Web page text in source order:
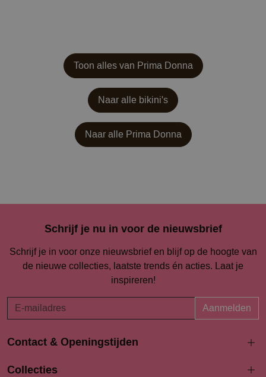
Toon alles van Prima Donna
Naar alle bikini's
Naar alle Prima Donna
Schrijf je nu in voor de nieuwsbrief
Schrijf je in voor onze nieuwsbrief en blijf op de hoogte van
de nieuwe collecties, laatste trends én acties. Laat je
inspireren!
Aanmelden
Contact & Openingstijden
Langestraat 94-96
Collecties